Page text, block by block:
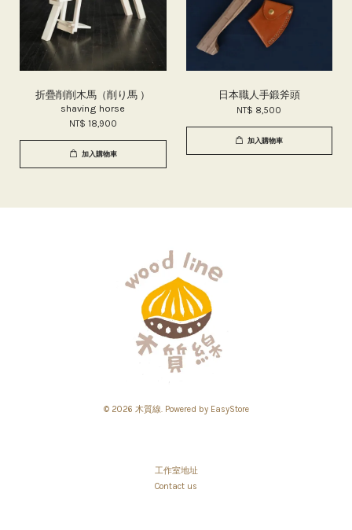
折疊削削木馬（削り馬 ）
shaving horse
NT$ 18,900
加入購物車
日本職人手鍛斧頭
NT$ 8,500
加入購物車
© 2026 木質線. Powered by EasyStore
工作室地址
Contact us